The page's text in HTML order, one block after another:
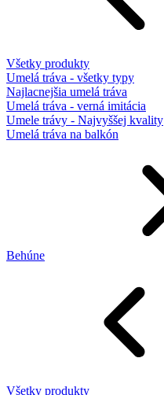
Všetky produkty
Umelá tráva - všetky typy
Najlacnejšia umelá tráva
Umelá tráva - verná imitácia
Umele trávy - Najvyššej kvality
Umelá tráva na balkón
Behúne
Všetky produkty